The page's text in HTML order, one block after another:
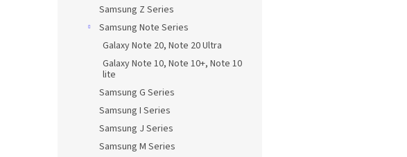
Samsung Z Series
Samsung Note Series
Galaxy Note 20, Note 20 Ultra
Galaxy Note 10, Note 10+, Note 10
lite
Samsung G Series
Samsung I Series
Samsung J Series
Samsung M Series